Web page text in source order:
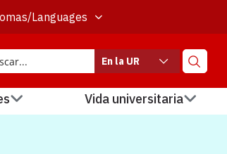
Languages
En la UR
Vida universitaria